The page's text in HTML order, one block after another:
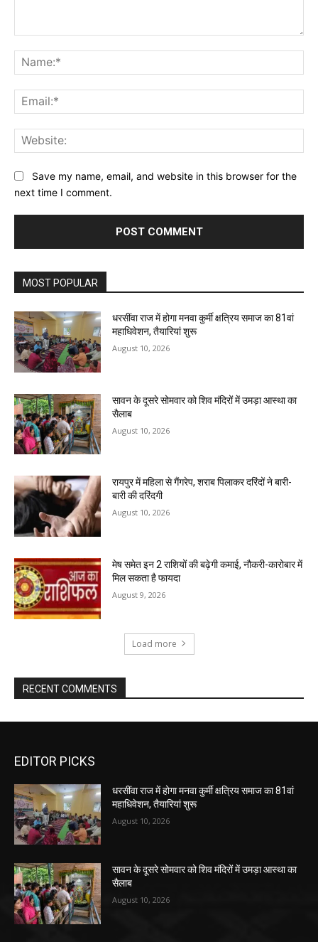
Save my name, email, and website in this browser for the
next time I comment.
MOST POPULAR
धरसींवा राज में होगा मनवा कुर्मी क्षत्रिय समाज का 81वां
महाधिवेशन, तैयारियां शुरू
August 10, 2026
सावन के दूसरे सोमवार को शिव मंदिरों में उमड़ा आस्था का
सैलाब
August 10, 2026
रायपुर में महिला से गैंगरेप, शराब पिलाकर दरिंदों ने बारी-
बारी की दरिंदगी
August 10, 2026
मेष समेत इन 2 राशियों की बढ़ेगी कमाई, नौकरी-कारोबार में
मिल सकता है फायदा
August 9, 2026
Load more
RECENT COMMENTS
EDITOR PICKS
धरसींवा राज में होगा मनवा कुर्मी क्षत्रिय समाज का 81वां
महाधिवेशन, तैयारियां शुरू
August 10, 2026
सावन के दूसरे सोमवार को शिव मंदिरों में उमड़ा आस्था का
सैलाब
August 10, 2026